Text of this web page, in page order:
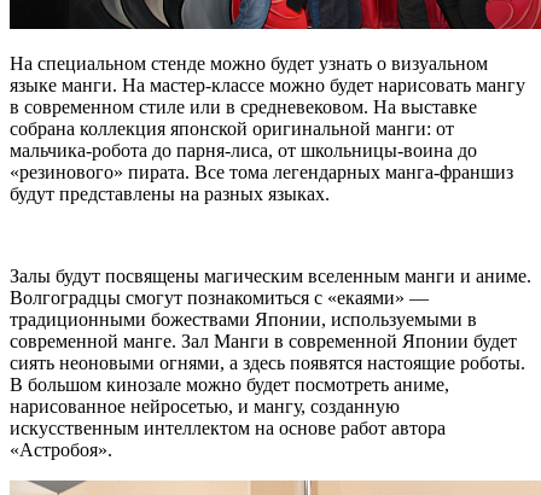
На специальном стенде можно будет узнать о визуальном
языке манги. На мастер-классе можно будет нарисовать мангу
в современном стиле или в средневековом. На выставке
собрана коллекция японской оригинальной манги: от
мальчика-робота до парня-лиса, от школьницы-воина до
«резинового» пирата. Все тома легендарных манга-франшиз
будут представлены на разных языках.
Залы будут посвящены магическим вселенным манги и аниме.
Волгоградцы смогут познакомиться с «екаями» —
традиционными божествами Японии, используемыми в
современной манге. Зал Манги в современной Японии будет
сиять неоновыми огнями, а здесь появятся настоящие роботы.
В большом кинозале можно будет посмотреть аниме,
нарисованное нейросетью, и мангу, созданную
искусственным интеллектом на основе работ автора
«Астробоя».